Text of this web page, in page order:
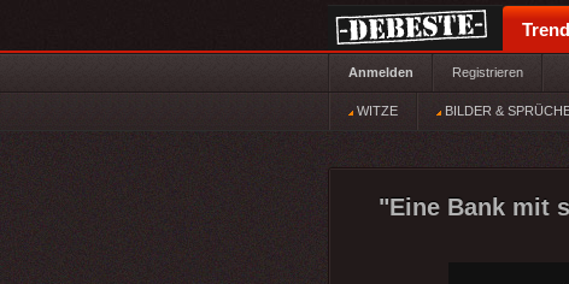
Trend
Anmelden Registrieren
WITZE BILDER &
"Eine Bank mit